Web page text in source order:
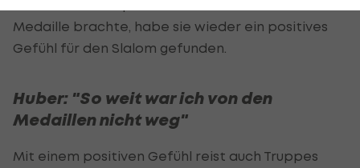
Medaille brachte, habe sie wieder ein positives
Gefühl für den Slalom gefunden.
Huber: "So weit war ich von den
Medaillen nicht weg"
Mit einem positiven Gefühl reist auch Truppes